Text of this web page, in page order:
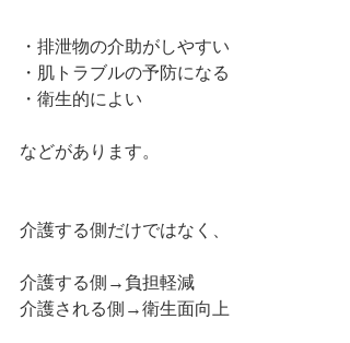
・排泄物の介助がしやすい
・肌トラブルの予防になる
・衛生的によい
などがあります。
介護する側だけではなく、
介護する側→負担軽減
介護される側→衛生面向上